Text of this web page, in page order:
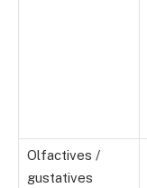
Olfactives /
gustatives